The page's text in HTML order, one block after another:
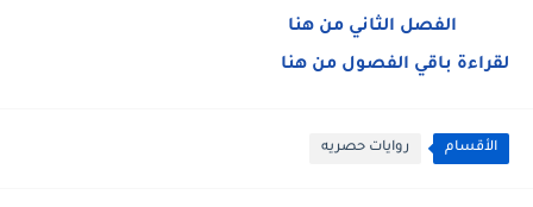
الفصل الثاني من هنا
لقراءة باقي الفصول من هنا
الأقسام روايات حصريه